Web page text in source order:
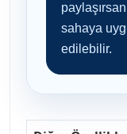
sahaya
edilebilir.